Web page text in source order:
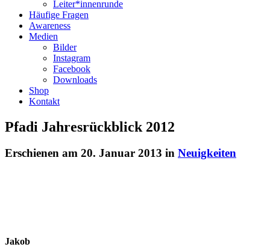
Leiter*innenrunde
Häufige Fragen
Awareness
Medien
Bilder
Instagram
Facebook
Downloads
Shop
Kontakt
Pfadi Jahresrückblick 2012
Erschienen am 20. Januar 2013 in Neuigkeiten
Jakob